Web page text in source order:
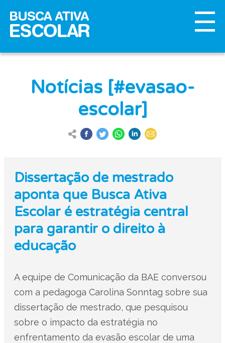
Notícias [#evasao-
escolar]
Dissertação de mestrado
aponta que Busca Ativa
Escolar é estratégia central
para garantir o direito à
educação
A equipe de Comunicação da BAE conversou
com a pedagoga Carolina Sonntag sobre sua
dissertação de mestrado, que pesquisou
sobre o impacto da estratégia no
enfrentamento da evasão escolar de uma